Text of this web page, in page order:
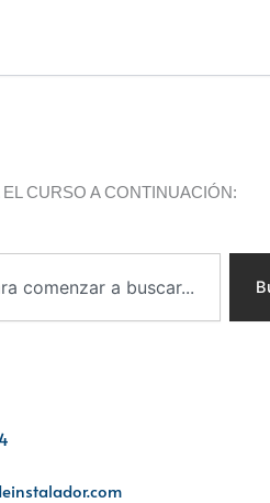
EL CURSO A CONTINUACIÓN: